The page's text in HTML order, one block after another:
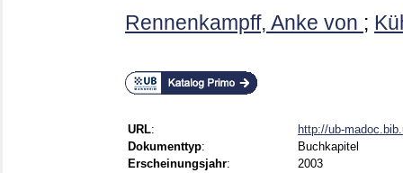
Rennenkampff, Anke von ;
URL:
http://ub-
Dokumenttyp:
Buchkapitel
Erscheinungsjahr:
2003